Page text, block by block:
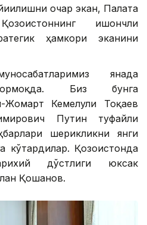
очар экан, Палата
ишончли
ҳамкори эканини
янада
Биз бунга
Жомарт Кемелули Тоқаев
Путин туфайли
шерикликни янги
кўтардилар. Қозоғистонда
дўстлиги юксак
Қошанов.